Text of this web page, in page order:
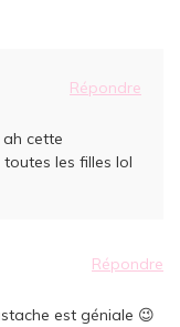
Répondre
ah cette
les filles lol
Répondre
est géniale 😉